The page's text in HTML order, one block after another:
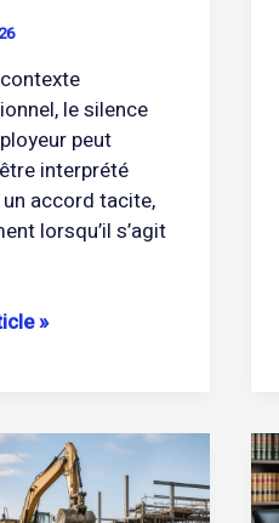
le silence
peut
interprété
accord tacite,
lorsqu’il s’agit
»